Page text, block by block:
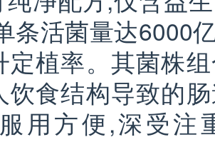
条活菌量达6000
定植率。其菌株
饮食结构导致的
用方便,深受注